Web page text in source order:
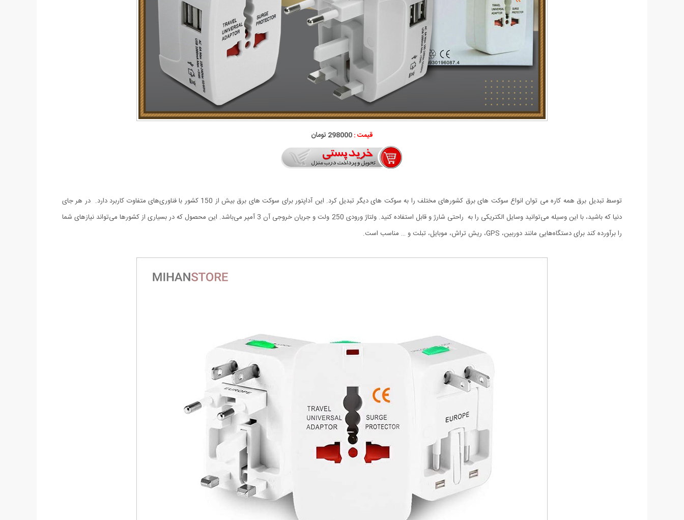
قیمت :298000 تومان
توسط تبدیل برق همه کاره می توان انواع سوکت های برق کشورهای مختلف را به سوکت های دیگر تبدیل کرد. این آداپتور برای سوکت های برق بیش از 150 کشور با فناوری‌های متفاوت کاربرد دارد. در هر جای
دنیا که باشید، با این وسیله می‌توانید وسایل الکتریکی را به راحتی شارژ و قابل استفاده کنید. ولتاژ ورودی 250 ولت و جریان خروجی آن 3 آمپر می‌باشد. این محصول که در بسیاری از کشورها می‌تواند نیازهای شما
را برآورده کند برای دستگاه‌هایی مانند دوربین، GPS، ریش تراش، موبایل، تبلت و … مناسب است.